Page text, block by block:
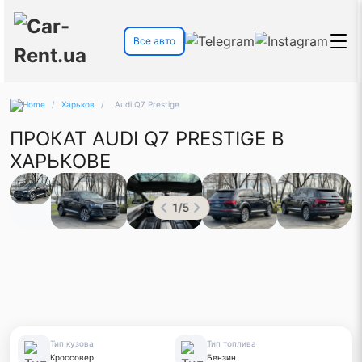
Все авто
/ Харьков / Audi Q7 Prestige
ПРОКАТ AUDI Q7 PRESTIGE В
ХАРЬКОВЕ
1/5
Тип кузова
Кроссовер
Тип топлива
Бензин